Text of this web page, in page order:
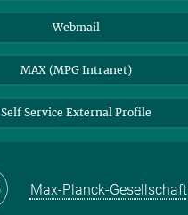
Webmail
MAX (MPG Intranet)
Self Service External Profile
Max-Planck-Gesellschaft